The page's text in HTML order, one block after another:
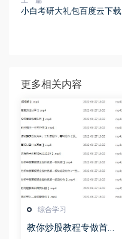
小白考研大礼包百度云下载
更多相关内容
综合学习
教你炒股教程专做首